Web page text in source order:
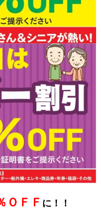
ＯＦＦ に！！